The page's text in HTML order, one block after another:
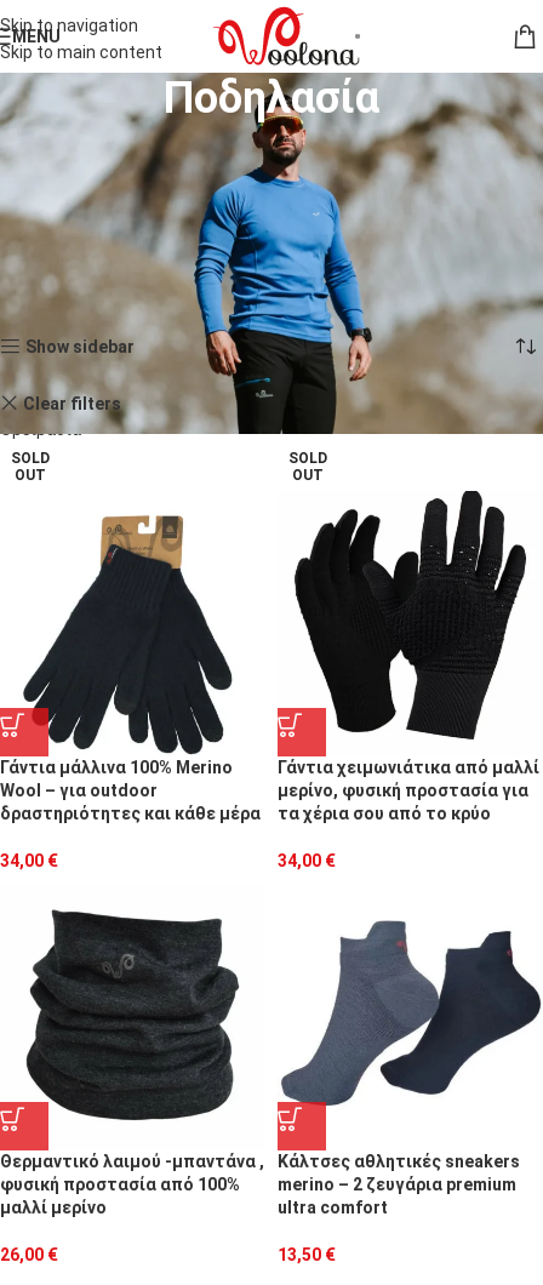
Skip to navigation
Skip to main content
MENU
Ποδηλασία
Τα ρούχα για ποδηλασία από 100% μαλλί μερινό προσφέρουν φυσική
θερμορύθμιση, διαπνοή και άνεση σε κάθε διαδρομή. Είτε κάνετε μια
σύντομη βόλτα είτε διανύετε μεγάλες αποστάσεις, σας βοηθούν να
παραμένετε στεγνοί, άνετοι και συγκεντρωμένοι μόνο στην πορεία.
Άνδρες Δραστηριότητες
Ποδηλασία
Προβάλλονται όλα - 12 αποτελέσματα
Show sidebar
Clear filters
Ορειβασία
SOLD
OUT
Γάντια μάλλινα 100% Merino
Wool – για οutdoor
δραστηριότητες και κάθε μέρα
34,00 €
SOLD
OUT
Γάντια χειμωνιάτικα από μαλλί
μερίνο, φυσική προστασία για
τα χέρια σου από το κρύο
34,00 €
Θερμαντικό λαιμού -μπαντάνα ,
φυσική προστασία από 100%
μαλλί μερίνο
26,00 €
Κάλτσες αθλητικές sneakers
merino – 2 ζευγάρια premium
ultra comfort
13,50 €